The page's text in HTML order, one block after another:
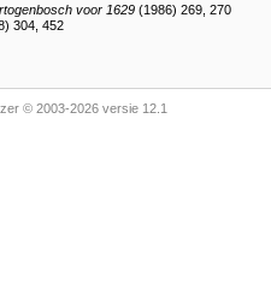
voor 1629 (1986) 269, 270
304, 452
© 2003-2026 versie 12.1